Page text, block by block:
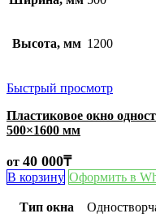
Высота, мм 1200
Быстрый просмотр
Пластиковое окно
500×1600 мм
от 40 000₸
В корзину Оформить в
Тип окна